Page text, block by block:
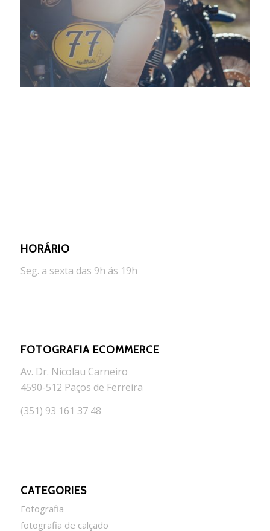
HORÁRIO
Seg. a sexta das 9h ás 19h
FOTOGRAFIA ECOMMERCE
Av. Dr. Nicolau Carneiro
4590-512 Paços de Ferreira
(351) 93 161 37 48
CATEGORIES
Fotografia
fotografia de calçado